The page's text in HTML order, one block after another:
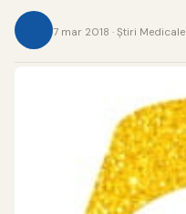
7 mar 2018 · Ştiri Medicale